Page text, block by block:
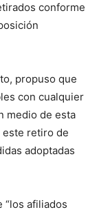
conforme
propuso que
con cualquier
medio de esta
este retiro de
adoptadas
“los afiliados